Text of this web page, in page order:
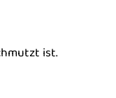
ist.